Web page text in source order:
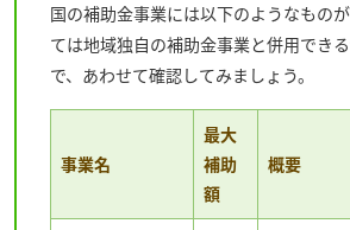
国の補助金事業には以下のようなもの
ては地域独自の補助金事業と併用でき
で、あわせて確認してみましょう。
事業名
最大
補助
額
概要